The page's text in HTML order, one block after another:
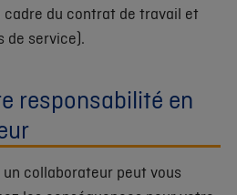
du contrat de travail et
de service).
responsabilité en
collaborateur peut vous